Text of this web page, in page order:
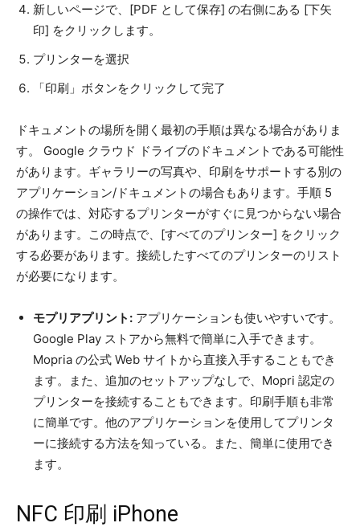
新しいページで、[PDF として保存] の右側にある [下矢
印] をクリックします。
プリンターを選択
「印刷」ボタンをクリックして完了
ドキュメントの場所を開く最初の手順は異なる場合がありま
す。 Google クラウド ドライブのドキュメントである可能性
があります。ギャラリーの写真や、印刷をサポートする別の
アプリケーション/ドキュメントの場合もあります。手順 5
の操作では、対応するプリンターがすぐに見つからない場合
があります。この時点で、[すべてのプリンター] をクリック
する必要があります。接続したすべてのプリンターのリスト
が必要になります。
モプリアプリント: アプリケーションも使いやすいです。
Google Play ストアから無料で簡単に入手できます。
Mopria の公式 Web サイトから直接入手することもでき
ます。また、追加のセットアップなしで、Mopri 認定の
プリンターを接続することもできます。印刷手順も非常
に簡単です。他のアプリケーションを使用してプリンタ
ーに接続する方法を知っている。また、簡単に使用でき
ます。
NFC 印刷 iPhone